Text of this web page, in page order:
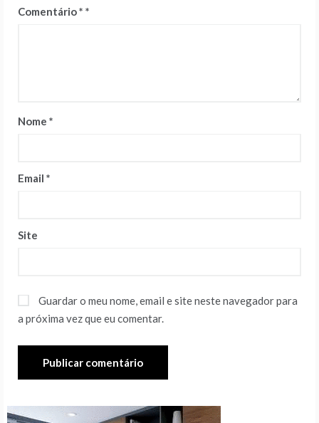
Comentário*
Nome *
Email *
Site
Guardar o meu nome, email e site neste navegador para
a próxima vez que eu comentar.